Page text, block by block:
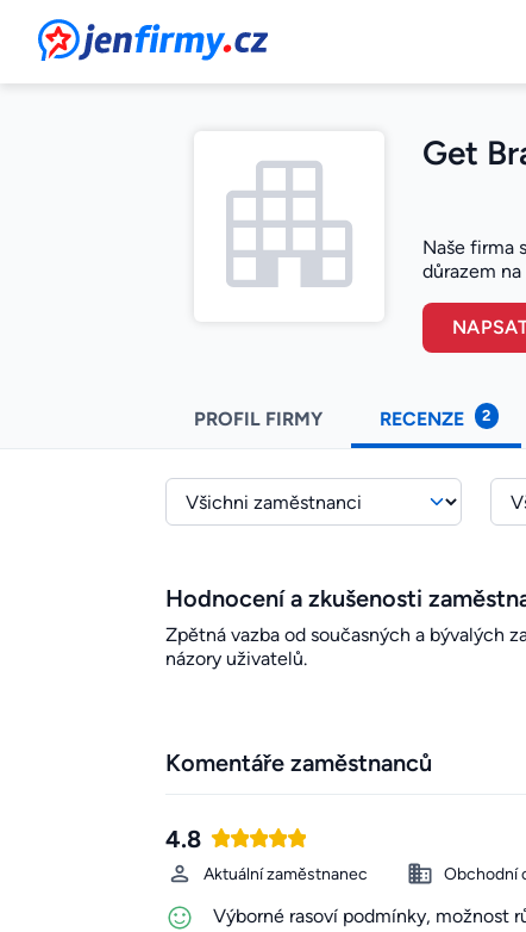
JenFirmy.cz
Get
Naše firma
důrazem
PROFIL FIRMY RECENZE 2
Hodnocení a zkušenosti
Zpětná vazba od současných a bývalých
názory uživatelů.
Komentáře zaměstnanců
4.8
Aktuální zaměstnanec Obchodní
Výborné rasoví podmínky, možnost